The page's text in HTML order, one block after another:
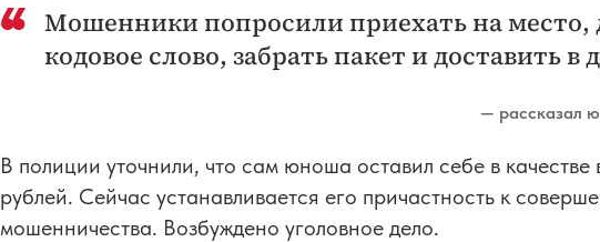
Мошенники попросили приехать на место,
кодовое слово, забрать пакет и доставить в
— рассказал
В полиции уточнили, что сам юноша оставил себе в качестве
рублей. Сейчас устанавливается его причастность к
мошенничества. Возбуждено уголовное дело.